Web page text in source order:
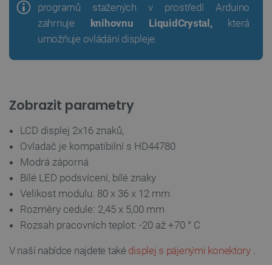
programů stažených v prostředí Arduino
zahrnuje knihovnu LiquidCrystal, která
umožňuje ovládání displeje.
Zobrazit parametry
LCD displej 2x16 znaků,
Ovladač je kompatibilní s HD44780
Modrá záporná
Bílé LED podsvícení, bílé znaky
Velikost modulu: 80 x 36 x 12 mm
Rozměry cedule: 2,45 x 5,00 mm
Rozsah pracovních teplot: -20 až +70 ° C
V naší nabídce najdete také displej s pájenými konektory.